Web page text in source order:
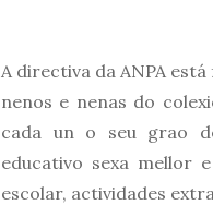
A directiva da ANPA
nenos e nenas do
cada un o seu grao
educativo sexa mellor
escolar, actividades